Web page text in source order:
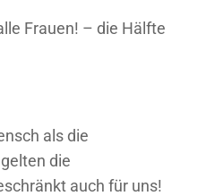
Frauen! – die Hälfte
als die
die
auch für uns!